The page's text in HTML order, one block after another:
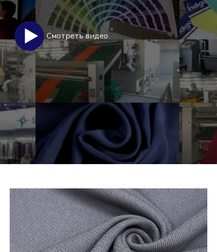
Смотреть видео